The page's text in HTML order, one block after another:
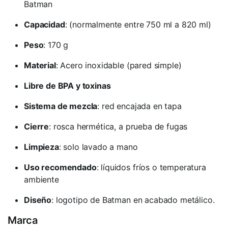
Batman
Capacidad: (normalmente entre 750 ml a 820 ml)
Peso: 170 g
Material: Acero inoxidable (pared simple)
Libre de BPA y toxinas
Sistema de mezcla: red encajada en tapa
Cierre: rosca hermética, a prueba de fugas
Limpieza: solo lavado a mano
Uso recomendado: líquidos fríos o temperatura
ambiente
Diseño: logotipo de Batman en acabado metálico.
Marca